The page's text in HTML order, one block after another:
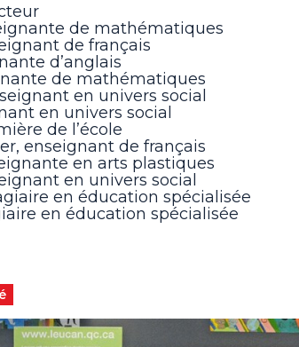
de mathématiques
de français
d’anglais
de mathématiques
en univers social
en univers social
de l’école
enseignant de français
en arts plastiques
en univers social
en éducation spécialisée
en éducation spécialisée